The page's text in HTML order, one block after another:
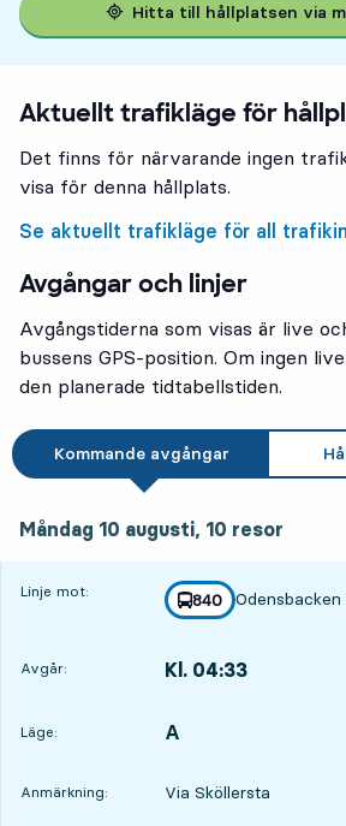
Hitta till hållplatsen via
Aktuellt trafikläge för
Det finns för närvarande ingen
visa för denna hållplats.
Se aktuellt trafikläge för all
Avgångar och linjer
Avgångstiderna som visas är live
bussens GPS-position. Om ingen
den planerade tidtabellstiden.
Kommande avgångar
Måndag 10 augusti, 10 resor
Linje mot: linje
840
mot
Odensbacken
,
Avgår: Kl. 04:33
Läge:
LÄGE, A
,
Anmärkning: Via Sköllersta